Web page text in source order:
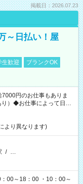
掲載日：2026.07.23
～日払い！屋
生歓迎
ブランクOK
円のお仕事もありま
）◆お仕事によって日給
より異なります)
/ …
00～18：00 ・10：00～